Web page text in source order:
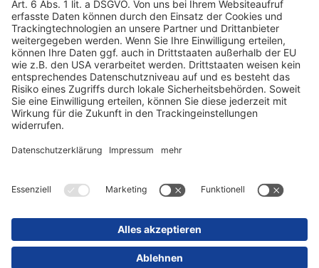
DatenschutzImpressum / Rechtliche Hinweise
© 2025 Schmitz Cargobull. All Rights Reserved